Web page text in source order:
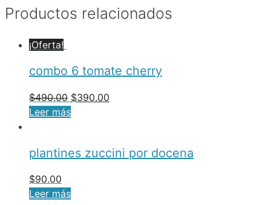
Productos relacionados
¡Oferta!
combo 6 tomate cherry
$490.00 $390.00
Leer más
plantines zuccini por docena
$90.00
Leer más